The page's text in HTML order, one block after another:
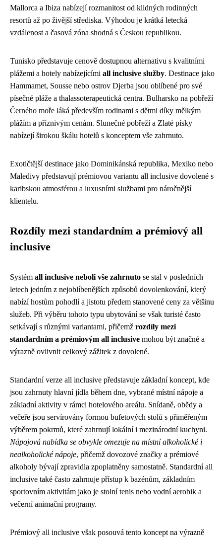
Mallorca a Ibiza nabízejí rozmanitost od klidných rodinných
resortů až po živější střediska. Výhodou je krátká letecká
vzdálenost a časová zóna shodná s Českou republikou.
Tunisko představuje cenově dostupnou alternativu s kvalitními
plážemi a hotely nabízejícími all inclusive služby. Destinace jako
Hammamet, Sousse nebo ostrov Djerba jsou oblíbené pro své
písečné pláže a thalassoterapeutická centra. Bulharsko na pobřeží
Černého moře láká především rodinami s dětmi díky mělkým
plážím a příznivým cenám. Slunečné pobřeží a Zlaté písky
nabízejí širokou škálu hotelů s konceptem vše zahrnuto.
Exotičtější destinace jako Dominikánská republika, Mexiko nebo
Maledivy představují prémiovou variantu all inclusive dovolené s
karibskou atmosférou a luxusními službami pro náročnější
klientelu.
Rozdíly mezi standardním a prémiový all
inclusive
Systém all inclusive neboli vše zahrnuto se stal v posledních
letech jedním z nejoblíbenějších způsobů dovolenkování, který
nabízí hostům pohodlí a jistotu předem stanovené ceny za většinu
služeb. Při výběru tohoto typu ubytování se však turisté často
setkávají s různými variantami, přičemž rozdíly mezi
standardním a prémiovým all inclusive mohou být značné a
výrazně ovlivnit celkový zážitek z dovolené.
Standardní verze all inclusive představuje základní koncept, kde
jsou zahrnuty hlavní jídla během dne, vybrané místní nápoje a
základní aktivity v rámci hotelového areálu. Snídaně, obědy a
večeře jsou servírovány formou bufetových stolů s přiměřeným
výběrem pokrmů, které zahrnují lokální i mezinárodní kuchyni.
Nápojová nabídka se obvykle omezuje na místní alkoholické i
nealkoholické nápoje, přičemž dovozové značky a prémiové
alkoholy bývají zpravidla zpoplatněny samostatně. Standardní all
inclusive také často zahrnuje přístup k bazénům, základním
sportovním aktivitám jako je stolní tenis nebo vodní aerobik a
večerní animační programy.
Prémiový all inclusive však posouvá tento koncept na výrazně